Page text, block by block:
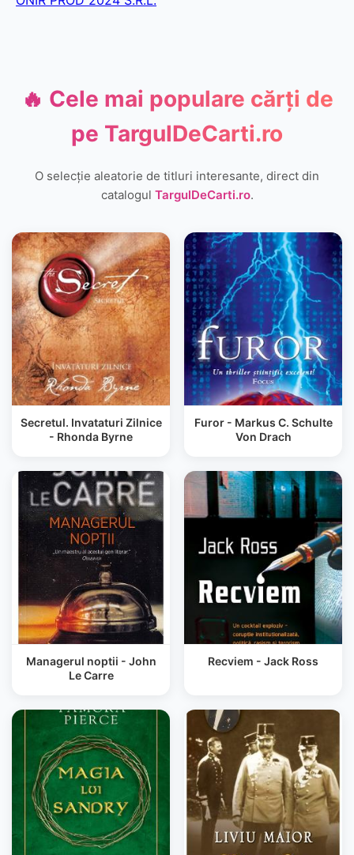
🔥 Cele mai populare cărți de
pe TargulDeCarti.ro
O selecție aleatorie de titluri interesante, direct din
catalogul TargulDeCarti.ro.
Secretul. Invataturi Zilnice
- Rhonda Byrne
Furor - Markus C. Schulte
Von Drach
Managerul noptii - John
Le Carre
Recviem - Jack Ross